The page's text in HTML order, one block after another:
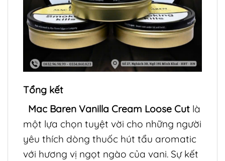
Tổng kết
Mac Baren Vanilla Cream Loose Cut là
một lựa chọn tuyệt vời cho những người
yêu thích dòng thuốc hút tẩu aromatic
với hương vị ngọt ngào của vani. Sự kết